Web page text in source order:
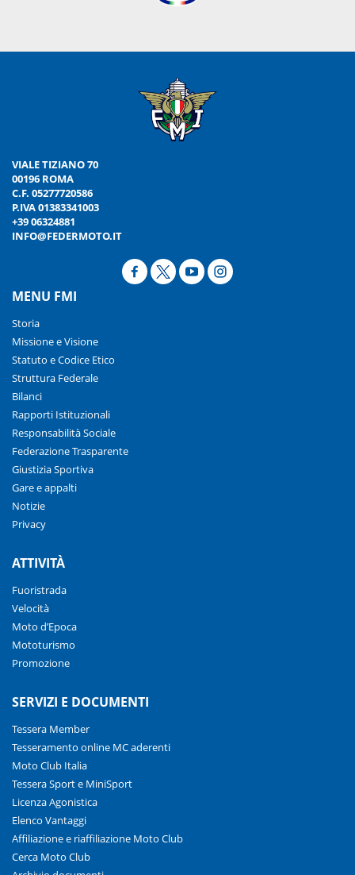
VIALE TIZIANO 70
00196 ROMA
C.F. 05277720586
P.IVA 01383341003
+39 06324881
INFO@FEDERMOTO.IT
MENU FMI
Storia
Missione e Visione
Statuto e Codice Etico
Struttura Federale
Bilanci
Rapporti Istituzionali
Responsabilità Sociale
Federazione Trasparente
Giustizia Sportiva
Gare e appalti
Notizie
Privacy
ATTIVITÀ
Fuoristrada
Velocità
Moto d’Epoca
Mototurismo
Promozione
SERVIZI E DOCUMENTI
Tessera Member
Tesseramento online MC aderenti
Moto Club Italia
Tessera Sport e MiniSport
Licenza Agonistica
Elenco Vantaggi
Affiliazione e riaffiliazione Moto Club
Cerca Moto Club